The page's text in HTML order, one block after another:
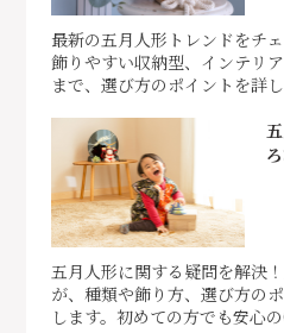
最新の五月人形トレンドをチ
飾りやすい収納型、インテリ
まで、選び方のポイントを詳
五月人形に関する疑問を解決
が、種類や飾り方、選び方の
します。初めての方でも安心